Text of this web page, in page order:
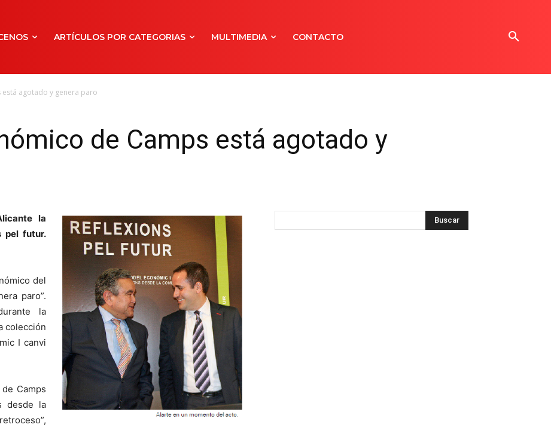
ARTÍCULOS POR CATEGORIAS MULTIMEDIA CONTACTO
agotado y genera paro
de Camps está agotado y
la
pel futur.
del
paro”.
la
colección
I canvi
Camps
desde la